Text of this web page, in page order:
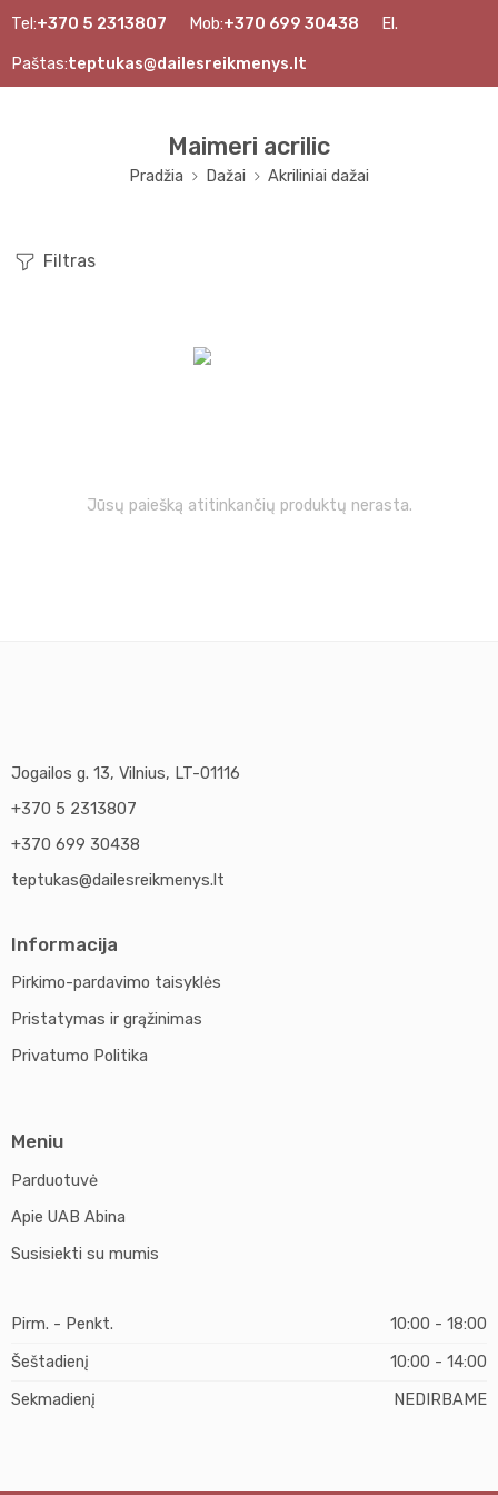
Tel:+370 5 2313807 Mob:+370 699 30438 El.
Paštas:teptukas@dailesreikmenys.lt
Maimeri acrilic
Pradžia Dažai Akriliniai dažai
Filtras
Jūsų paiešką atitinkančių produktų nerasta.
Jogailos g. 13, Vilnius, LT-01116
+370 5 2313807
+370 699 30438
teptukas@dailesreikmenys.lt
Informacija
Pirkimo-pardavimo taisyklės
Pristatymas ir grąžinimas
Privatumo Politika
Meniu
Parduotuvė
Apie UAB Abina
Susisiekti su mumis
Pirm. - Penkt.
10:00 - 18:00
Šeštadienį
10:00 - 14:00
Sekmadienį
NEDIRBAME